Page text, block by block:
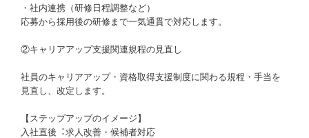
・社内連携（研修日程調整など）
応募から採用後の研修まで一気通貫で対応します。
②キャリアアップ⽀援関連規程の⾒直し
社員のキャリアアップ・資格取得⽀援制度に関わる規程・⼿当を
⾒直し、改定します。
【ステップアップのイメージ】
入社直後︓求人改善・候補者対応